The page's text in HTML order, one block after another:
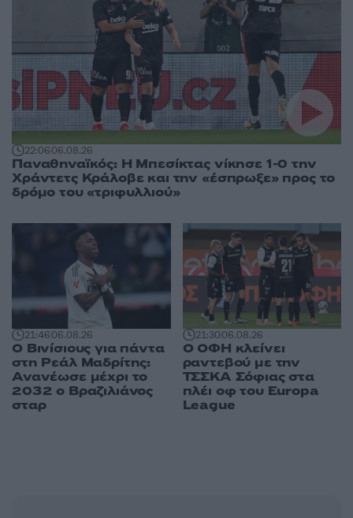
22:0606.08.26
Παναθηναϊκός: Η Μπεσίκτας νίκησε 1-0 την
Χράντετς Κράλοβε και την «έσπρωξε» προς το
δρόμο του «τριφυλλιού»
21:4606.08.26
Ο Βινίσιους για πάντα
στη Ρεάλ Μαδρίτης:
Ανανέωσε μέχρι το
2032 ο Βραζιλιάνος
σταρ
21:3006.08.26
Ο ΟΦΗ κλείνει
ραντεβού με την
ΤΣΣΚΑ Σόφιας στα
πλέι οφ του Europa
League